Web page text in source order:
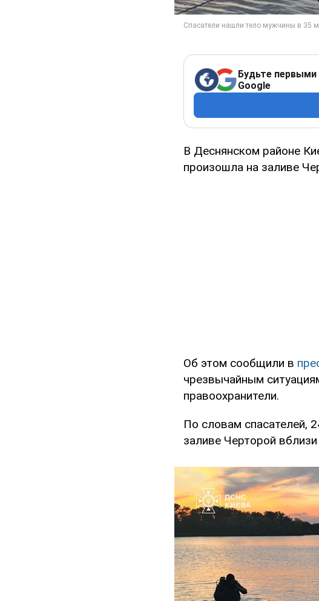
Будьте первыми
Google
В Деснянском районе
произошла на заливе
Об этом сообщили в
чрезвычайным
правоохранители.
По словам спасателей,
заливе Черторой